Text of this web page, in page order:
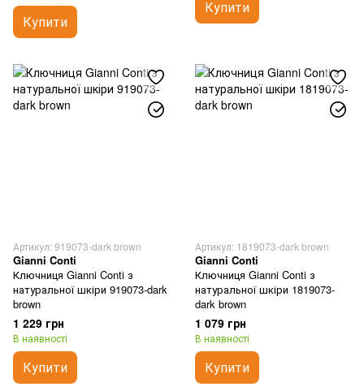
Купити
Купити
Артикул: 919073-dark brown
Gianni Conti
Ключниця Gianni Conti з
натуральної шкіри 919073-dark
brown
1 229 грн
В наявності
Купити
Артикул: 1819073-dark brown
Gianni Conti
Ключниця Gianni Conti з
натуральної шкіри 1819073-
dark brown
1 079 грн
В наявності
Купити